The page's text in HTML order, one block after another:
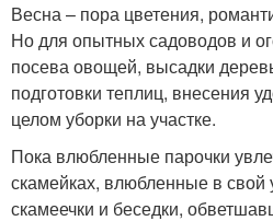
Весна – пора цветения,
Но для опытных садоводов и
посева овощей, высадки
подготовки теплиц, внесения
целом уборки на участке.
Пока влюбленные парочки
скамейках, влюбленные в свой
скамеечки и беседки,